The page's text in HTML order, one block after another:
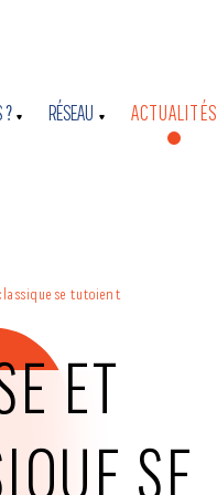
? RÉSEAU ACTUALITÉS
se tutoient
ET
SE